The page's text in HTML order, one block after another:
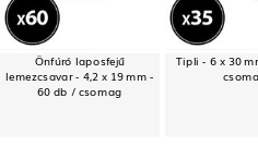
Önfúró laposfejű
lemezcsavar - 4,2 x 19 mm -
60 db / csomag
Tipli - 6 x 30